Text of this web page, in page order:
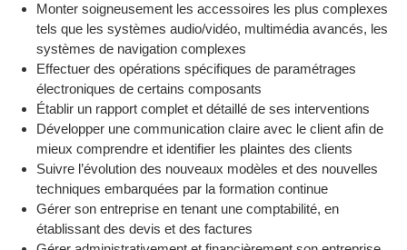
Monter soigneusement les accessoires les plus complexes
tels que les systèmes audio/vidéo, multimédia avancés, les
systèmes de navigation complexes
Effectuer des opérations spécifiques de paramétrages
électroniques de certains composants
Établir un rapport complet et détaillé de ses interventions
Développer une communication claire avec le client afin de
mieux comprendre et identifier les plaintes des clients
Suivre l’évolution des nouveaux modèles et des nouvelles
techniques embarquées par la formation continue
Gérer son entreprise en tenant une comptabilité, en
établissant des devis et des factures